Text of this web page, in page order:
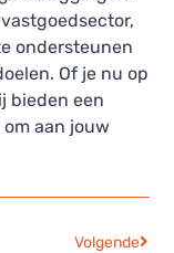
ondersteunen
Of je nu op
bieden een
aan jouw
Volgende